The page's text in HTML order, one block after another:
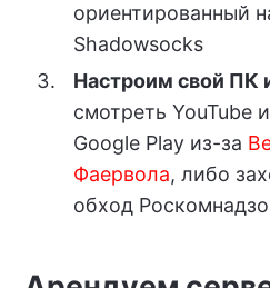
ориентированный
Shadowsocks
Настроим свой ПК
смотреть YouTube
Google Play из-за
Фаервола, либо
обход